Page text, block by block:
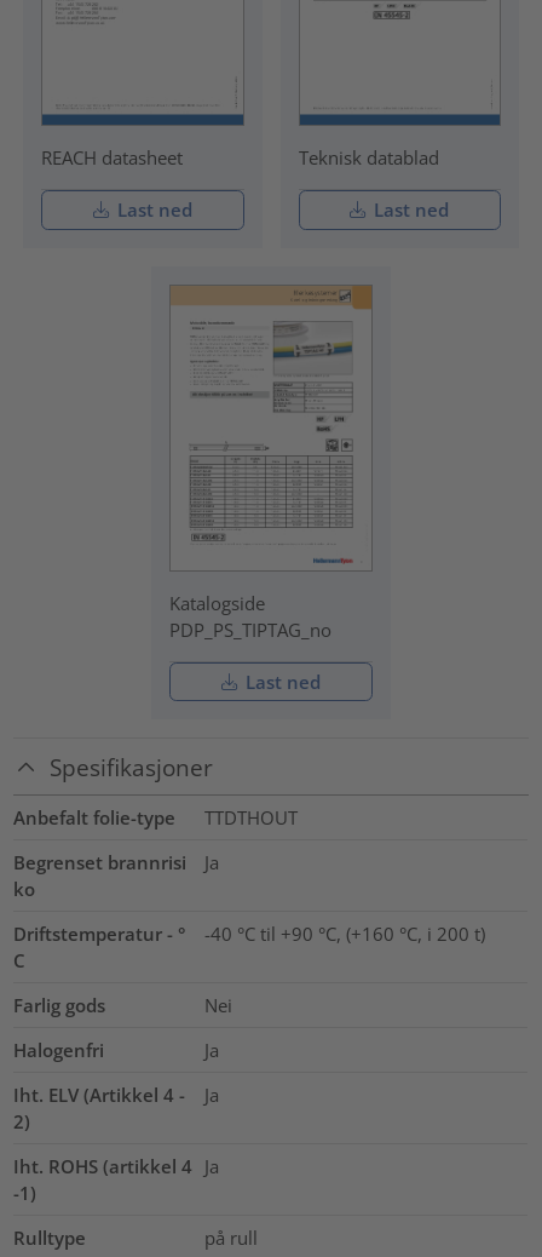
REACH datasheet
Last ned
Teknisk datablad
Last ned
Katalogside
PDP_PS_TIPTAG_no
Last ned
Spesifikasjoner
Anbefalt folie-type
TTDTHOUT
Begrenset brannrisi
ko
Ja
Driftstemperatur - °
C
-40 °C til +90 °C, (+160 °C, i 200 t)
Farlig gods
Nei
Halogenfri
Ja
Iht. ELV (Artikkel 4 -
2)
Ja
Iht. ROHS (artikkel 4
-1)
Ja
Rulltype
på rull